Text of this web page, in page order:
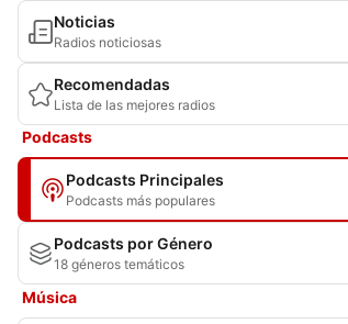
Noticias
Radios noticiosas
Recomendadas
Lista de las mejores radios
Podcasts
Podcasts Principales
Podcasts más populares
Podcasts por Género
18 géneros temáticos
Música